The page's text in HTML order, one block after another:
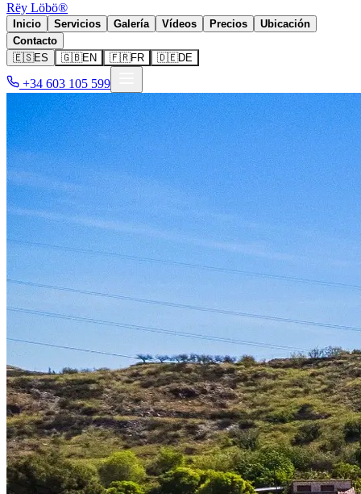
Rëy Löbö®
Inicio Servicios Galería Vídeos Precios
Ubicación
Contacto
🇪🇸ES 🇬🇧EN 🇫🇷FR 🇩🇪DE
+34 603 105 599